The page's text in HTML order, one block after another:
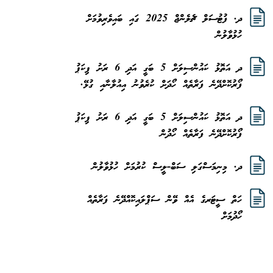
ދ. ފުޓުސަލް ޗެލެންޖް 2025 ގައި ބައިވެރިވުމަށް
ހުޅުވާލުން
ދ އަތޮޅު ކައުންސިލަށް 5 ބަގީ އަދި 6 ރަށު ޕިކަޕު
ފޯރުކޮށްދޭނެ ފަރާތެއް ހޯދަށް ކުރެވުނު އިއުލާނާއި ގުޅޭ.
ދ އަތޮޅު ކައުންސިލަށް 5 ބަގީ އަދި 6 ރަށު ޕިކަޕު
ފޯރުކޮށްދޭނެ ފަރާތެއް ހޯދުން
ދ. މިނިމަސްގަލި ސަބް-ލީސް ކުރުމަށް ހުޅުވާލުން
ހަތް ސީޓަރގެ އެއް ވޭން ސަޕްލައިކޮއްދޭނެ ފަރާތެއް
ހޯދުމަށް